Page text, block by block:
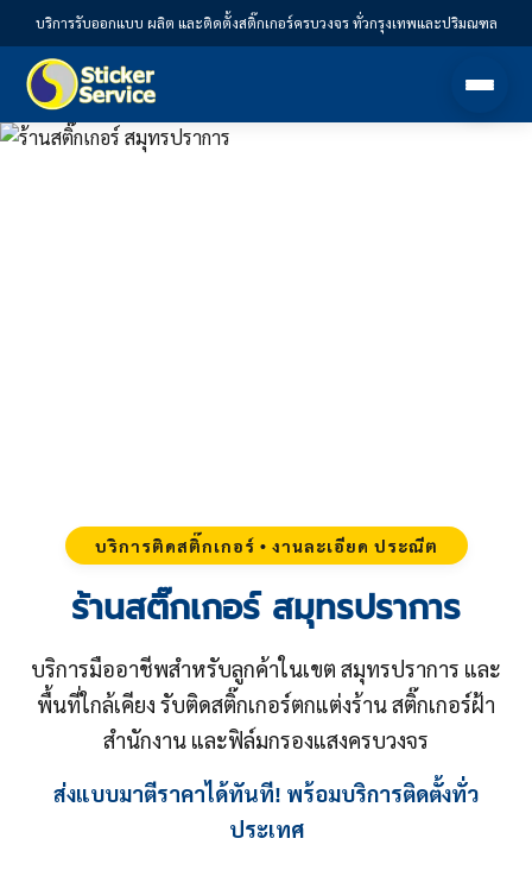
บริการรับออกแบบ ผลิต และติดตั้งสติ๊กเกอร์ครบวงจร ทั่วกรุงเทพและปริมณฑล
บริการติดสติ๊กเกอร์ • งานละเอียด ประณีต
ร้านสติ๊กเกอร์ สมุทรปราการ
บริการมืออาชีพสำหรับลูกค้าในเขต สมุทรปราการ และ
พื้นที่ใกล้เคียง รับติดสติ๊กเกอร์ตกแต่งร้าน สติ๊กเกอร์ฝ้า
สำนักงาน และฟิล์มกรองแสงครบวงจร
ส่งแบบมาตีราคาได้ทันที! พร้อมบริการติดตั้งทั่ว
ประเทศ